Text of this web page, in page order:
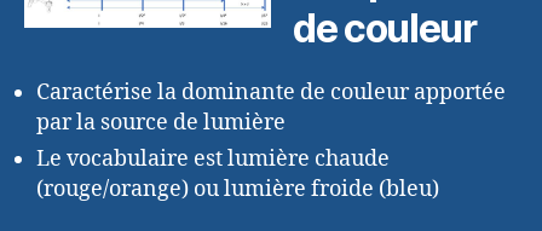
de couleur
Caractérise la dominante de couleur apportée
par la source de lumière
Le vocabulaire est lumière chaude
(rouge/orange) ou lumière froide (bleu)